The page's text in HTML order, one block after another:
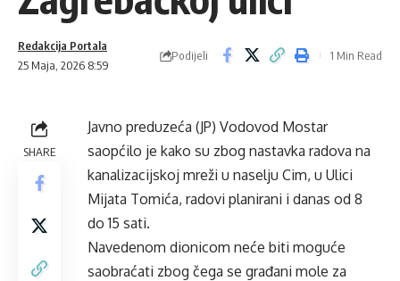
25 Maja, 2026 8:59
Redakcija Portala
Podijeli 1 Min Read
SHARE
Javno preduzeća (JP) Vodovod Mostar
saopćilo je kako su zbog nastavka radova na
kanalizacijskoj mreži u naselju Cim, u Ulici
Mijata Tomića, radovi planirani i danas od 8
do 15 sati.
Navedenom dionicom neće biti moguće
saobraćati zbog čega se građani mole za